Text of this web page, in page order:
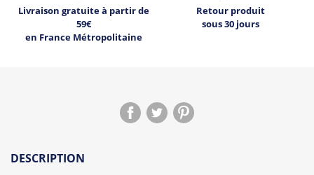
Livraison gratuite à partir de
59€
en France Métropolitaine
Retour produit
sous 30 jours
DESCRIPTION